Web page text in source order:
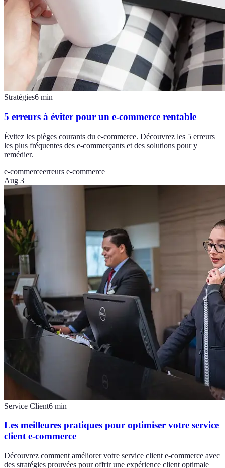
Stratégies6 min
5 erreurs à éviter pour un e-commerce rentable
Évitez les pièges courants du e-commerce. Découvrez les 5 erreurs
les plus fréquentes des e-commerçants et des solutions pour y
remédier.
e-commerceerreurs e-commerce
Aug 3
Service Client6 min
Les meilleures pratiques pour optimiser votre service
client e-commerce
Découvrez comment améliorer votre service client e-commerce avec
des stratégies prouvées pour offrir une expérience client optimale